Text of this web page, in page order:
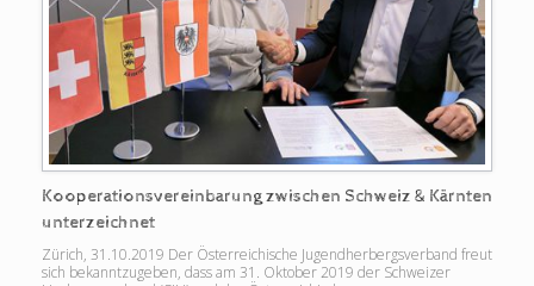
Kooperationsvereinbarung zwischen Schweiz & Kärnten
unterzeichnet
Zürich, 31.10.2019 Der Österreichische Jugendherbergsverband freut
sich bekanntzugeben, dass am 31. Oktober 2019 der Schweizer